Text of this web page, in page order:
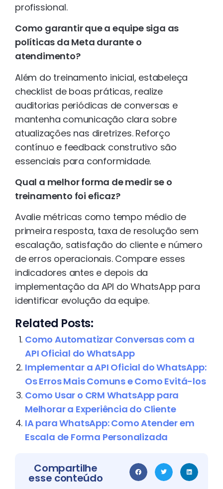
profissional.
Como garantir que a equipe siga as
políticas da Meta durante o
atendimento?
Além do treinamento inicial, estabeleça
checklist de boas práticas, realize
auditorias periódicas de conversas e
mantenha comunicação clara sobre
atualizações nas diretrizes. Reforço
contínuo e feedback construtivo são
essenciais para conformidade.
Qual a melhor forma de medir se o
treinamento foi eficaz?
Avalie métricas como tempo médio de
primeira resposta, taxa de resolução sem
escalação, satisfação do cliente e número
de erros operacionais. Compare esses
indicadores antes e depois da
implementação da API do WhatsApp para
identificar evolução da equipe.
Related Posts:
Como Automatizar Conversas com a
API Oficial do WhatsApp
Implementar a API Oficial do WhatsApp:
Os Erros Mais Comuns e Como Evitá-los
Como Usar o CRM WhatsApp para
Melhorar a Experiência do Cliente
IA para WhatsApp: Como Atender em
Escala de Forma Personalizada
Compartilhe
esse conteúdo